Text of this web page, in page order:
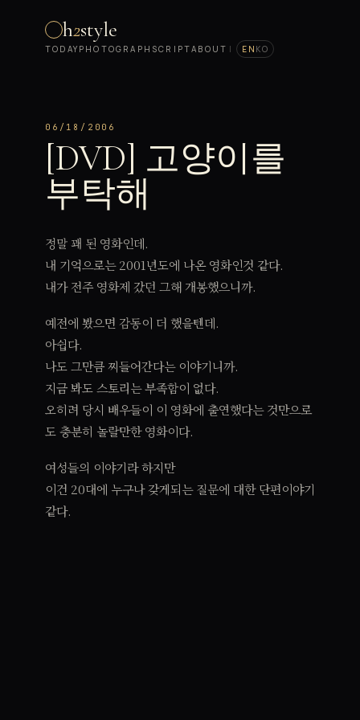
h2style
TODAY PHOTOGRAPH SCRIPTABOUT | EN KO
06/18/2006
[DVD] 고양이를
부탁해
정말 꽤 된 영화인데.
내 기억으로는 2001년도에 나온 영화인것 같다.
내가 전주 영화제 갔던 그해 개봉했으니까.
예전에 봤으면 감동이 더 했을텐데.
아쉽다.
나도 그만큼 찌들어간다는 이야기니까.
지금 봐도 스토리는 부족함이 없다.
오히려 당시 배우들이 이 영화에 출연했다는 것만으로
도 충분히 놀랄만한 영화이다.
여성들의 이야기라 하지만
이건 20대에 누구나 갖게되는 질문에 대한 단편이야기
같다.